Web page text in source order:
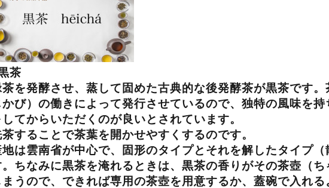
茶
茶を発酵させ、蒸して固めた古典的な後発酵茶が黒茶です。
かび）の働きによって発行させているので、独特の風味を
してからいただくのが良いとされています。
することで茶葉を開かせやすくするのです。
地は雲南省が中心で、固形のタイプとそれを解したタイプ（
。ちなみに黒茶を淹れるときは、黒茶の香りがその茶壺（ち
まうので、できれば専用の茶壺を用意するか、蓋碗で入れる